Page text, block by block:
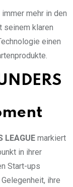
mehr in den
seinem klaren
einen
LEAGUE markiert
in ihrer
Start-ups
ihre